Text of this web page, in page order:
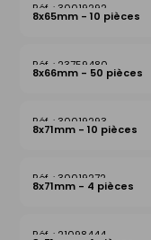
30019292
8x65mm - 10 pièces
23759480
8x66mm - 50 pièces
30019293
8x71mm - 10 pièces
30019272
8x71mm - 4 pièces
21098444